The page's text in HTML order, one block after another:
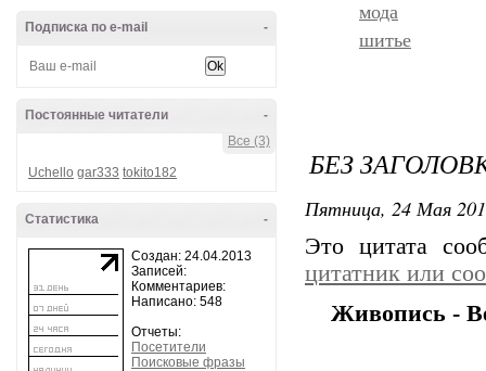
-
Подписка по e-mail
-
Постоянные читатели
Все (3)
Uchello gar333 tokito182
-
Статистика
Создан: 24.04.2013
Записей:
Комментариев:
Написано: 548
Отчеты:
Посетители
Поисковые фразы
мода
шитье
БЕЗ
Пятница, 24 Мая
Это цитата
цитатник или
Живопись -